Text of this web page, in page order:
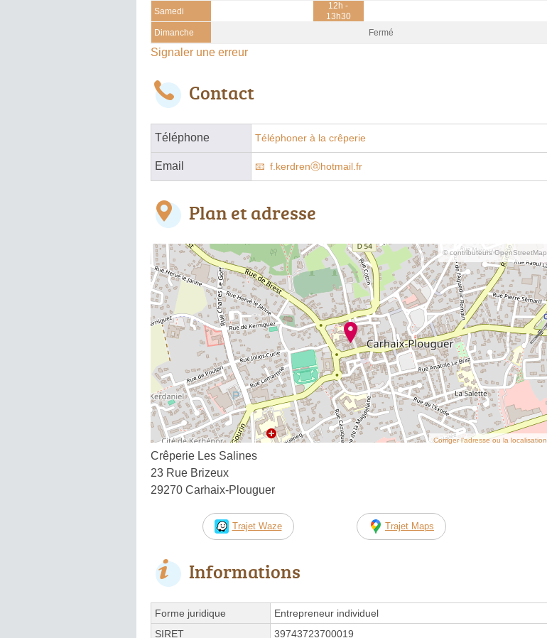
Samedi
12h -
13h30
Dimanche
Fermé
Signaler une erreur
Contact
Téléphone Téléphoner à la crêperie
Email f.kerdrenⓐhotmail.fr
Plan et adresse
© contributeurs OpenStreetMap
Corriger l’adresse ou la localisation
Crêperie Les Salines
23 Rue Brizeux
29270 Carhaix-Plouguer
Trajet Waze Trajet Maps
Informations
Forme juridique
Entrepreneur individuel
SIRET
39743723700019